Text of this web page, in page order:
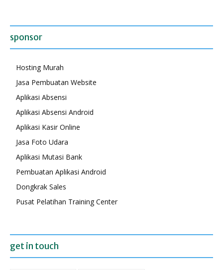
sponsor
Hosting Murah
Jasa Pembuatan Website
Aplikasi Absensi
Aplikasi Absensi Android
Aplikasi Kasir Online
Jasa Foto Udara
Aplikasi Mutasi Bank
Pembuatan Aplikasi Android
Dongkrak Sales
Pusat Pelatihan Training Center
get in touch